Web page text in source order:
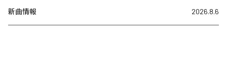
新曲情報 2026.8.6